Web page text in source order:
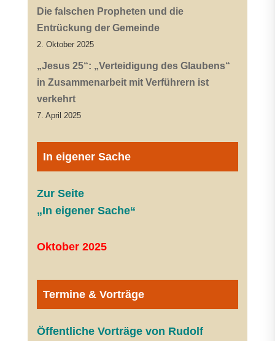
Die falschen Propheten und die
Entrückung der Gemeinde
2. Oktober 2025
„Jesus 25“: „Verteidigung des Glaubens“
in Zusammenarbeit mit Verführern ist
verkehrt
7. April 2025
In eigener Sache
Zur Seite
„In eigener Sache“
Oktober 2025
Termine & Vorträge
Öffentliche Vorträge von Rudolf